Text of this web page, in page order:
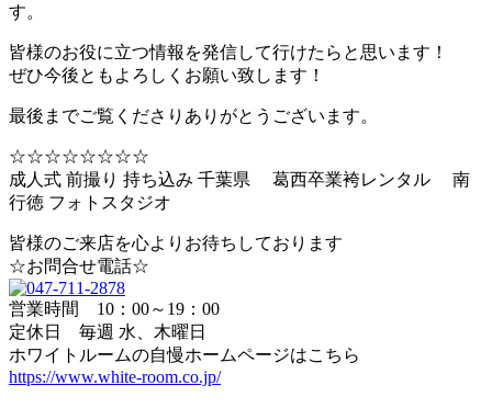
す。
皆様のお役に立つ情報を発信して行けたらと思います！
ぜひ今後ともよろしくお願い致します！
最後までご覧くださりありがとうございます。
☆☆☆☆☆☆☆☆
成人式 前撮り 持ち込み 千葉県 葛西卒業袴レンタル 南
行徳 フォトスタジオ
皆様のご来店を心よりお待ちしております
☆お問合せ電話☆
営業時間 10：00～19：00
定休日 毎週 水、木曜日
ホワイトルームの自慢ホームページはこちら
https://www.white-room.co.jp/